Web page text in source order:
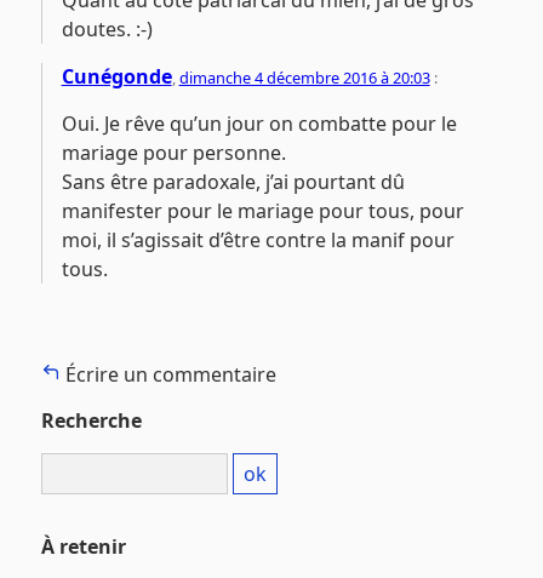
doutes. :-)
Cunégonde,dimanche 4 décembre 2016 à 20:03:
Oui. Je rêve qu’un jour on combatte pour le
mariage pour personne.
Sans être paradoxale, j’ai pourtant dû
manifester pour le mariage pour tous, pour
moi, il s’agissait d’être contre la manif pour
tous.
Écrire un commentaire
Recherche
À retenir